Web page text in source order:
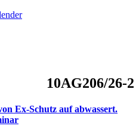
10AG206/26-2
Ex-Schutz auf abwassert.